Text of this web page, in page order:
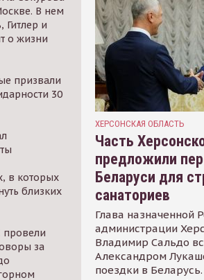
В нем
Гитлер и
о жизни
призвали
30
в которых
близких
провели
за
ХЕРСОНСКАЯ ОБЛАСТЬ
Часть
предложили
Беларуси для
санаториев
Глава назначенной
администрации
Владимир Сальдо
Александром
поездки в